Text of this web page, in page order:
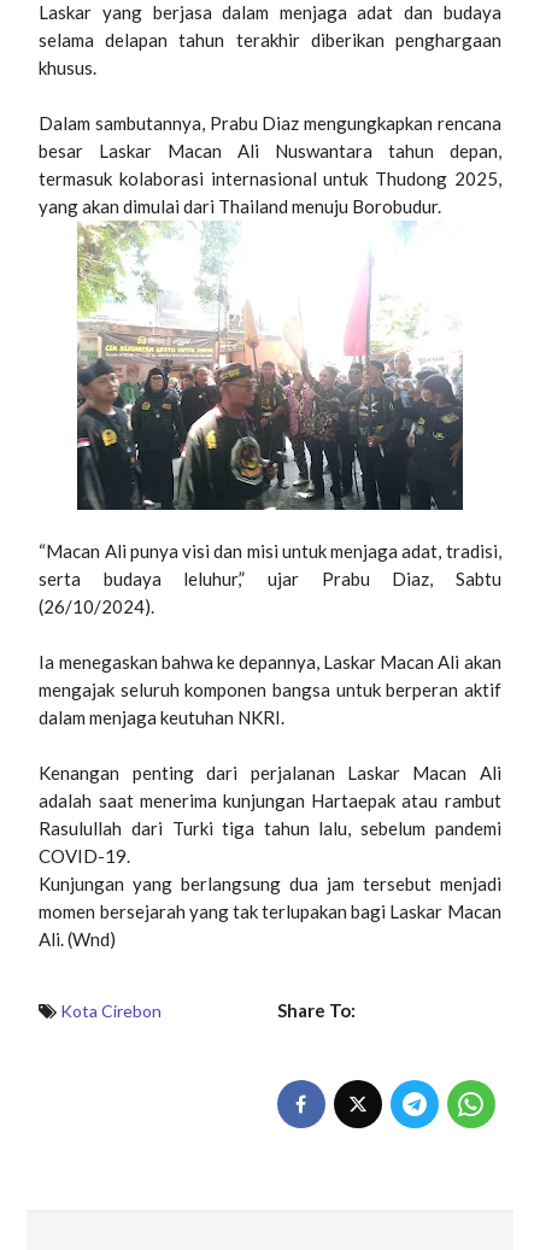
Laskar yang berjasa dalam menjaga adat dan budaya
selama delapan tahun terakhir diberikan penghargaan
khusus.
Dalam sambutannya, Prabu Diaz mengungkapkan rencana
besar Laskar Macan Ali Nuswantara tahun depan,
termasuk kolaborasi internasional untuk Thudong 2025,
yang akan dimulai dari Thailand menuju Borobudur.
“Macan Ali punya visi dan misi untuk menjaga adat, tradisi,
serta budaya leluhur,” ujar Prabu Diaz, Sabtu
(26/10/2024).
Ia menegaskan bahwa ke depannya, Laskar Macan Ali akan
mengajak seluruh komponen bangsa untuk berperan aktif
dalam menjaga keutuhan NKRI.
Kenangan penting dari perjalanan Laskar Macan Ali
adalah saat menerima kunjungan Hartaepak atau rambut
Rasulullah dari Turki tiga tahun lalu, sebelum pandemi
COVID-19.
Kunjungan yang berlangsung dua jam tersebut menjadi
momen bersejarah yang tak terlupakan bagi Laskar Macan
Ali. (Wnd)
Kota Cirebon Share To: